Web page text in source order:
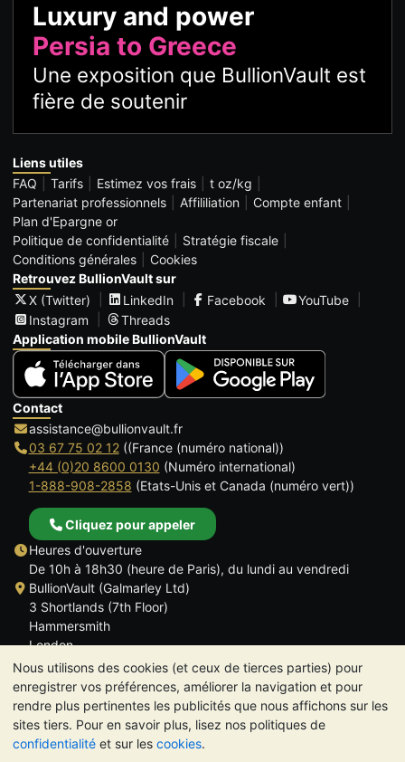
Nous utilisons des cookies (et ceux de tierces parties) pour
enregistrer vos préférences, améliorer la navigation et pour
rendre plus pertinentes les publicités que nous affichons sur les
sites tiers. Pour en savoir plus, lisez nos politiques de
confidentialité et sur les cookies.
Luxury and power
Persia to Greece
Une exposition que BullionVault est
fière de soutenir
Liens utiles
FAQ
Tarifs Estimez vos frais
t oz/kg
Partenariat professionnels
Affililiation
Compte enfant
Plan d'Epargne or
Politique de confidentialité
Stratégie fiscale
Conditions générales
Cookies
Retrouvez BullionVault sur
X (Twitter)
LinkedIn Facebook
YouTube
Instagram
Threads
Application mobile BullionVault
Contact
assistance@bullionvault.fr
03 67 75 02 12((France (numéro national))
+44 (0)20 8600 0130 (Numéro international)
1-888-908-2858 (Etats-Unis et Canada (numéro vert))
Cliquez pour appeler
Heures d'ouverture
De 10h à 18h30 (heure de Paris), du lundi au vendredi
BullionVault (Galmarley Ltd)
3 Shortlands (7th Floor)
Hammersmith
London
W6 8DA
ROYAUME UNI